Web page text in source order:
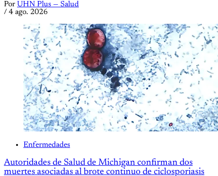
Por UHN Plus — Salud
/ 4 ago. 2026
Enfermedades
Autoridades de Salud de Michigan confirman dos
muertes asociadas al brote continuo de ciclosporiasis